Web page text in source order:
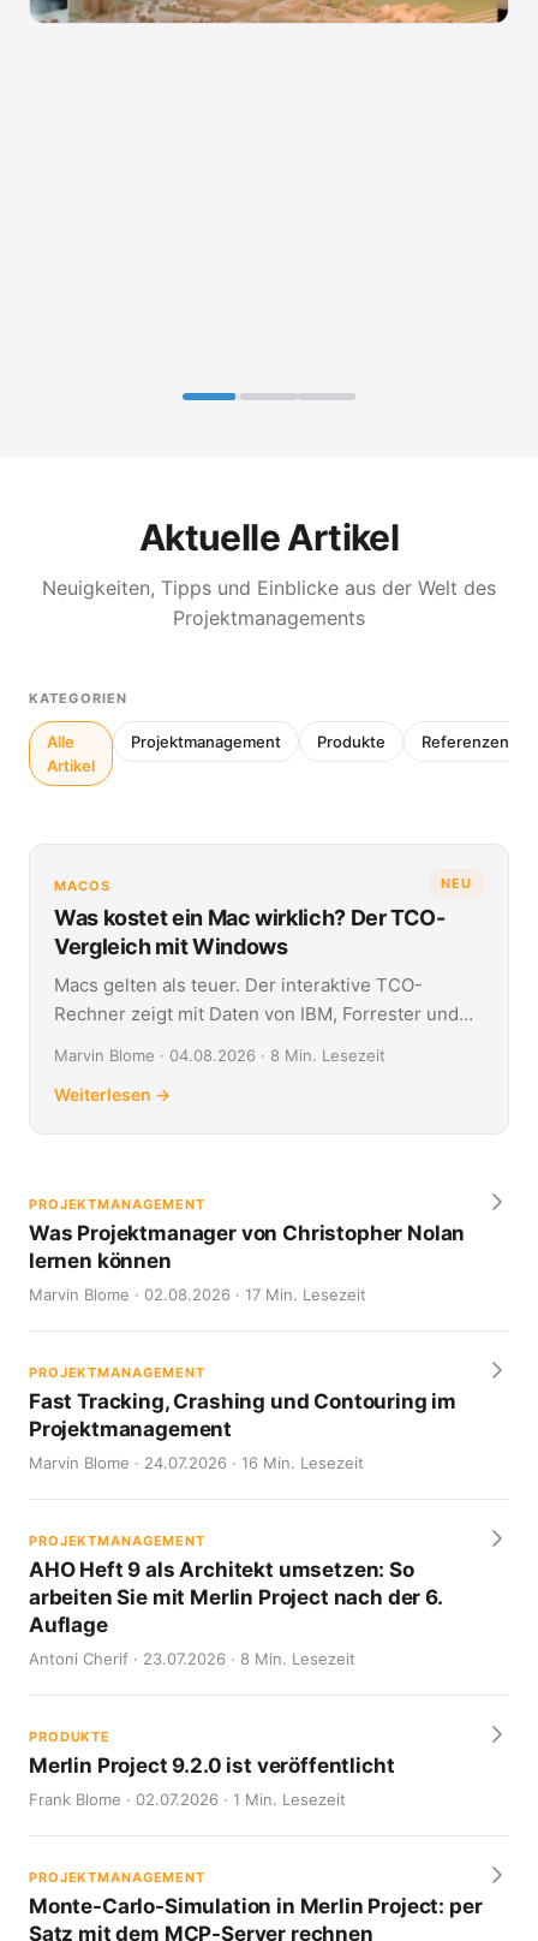
Aktuelle Artikel
Neuigkeiten, Tipps und Einblicke aus der Welt des
Projektmanagements
KATEGORIEN
Alle
Artikel
Projektmanagement Produkte Referenzen
NEU
MACOS
Was kostet ein Mac wirklich? Der TCO-
Vergleich mit Windows
Macs gelten als teuer. Der interaktive TCO-
Rechner zeigt mit Daten von IBM, Forrester und
Marvin Blome · 04.08.2026 · 8 Min. Lesezeit
Weiterlesen →
PROJEKTMANAGEMENT
Was Projektmanager von Christopher Nolan
lernen können
Marvin Blome · 02.08.2026 · 17 Min. Lesezeit
PROJEKTMANAGEMENT
Fast Tracking, Crashing und Contouring im
Projektmanagement
Marvin Blome · 24.07.2026 · 16 Min. Lesezeit
PROJEKTMANAGEMENT
AHO Heft 9 als Architekt umsetzen: So
arbeiten Sie mit Merlin Project nach der 6.
Auflage
Antoni Cherif · 23.07.2026 · 8 Min. Lesezeit
PRODUKTE
Merlin Project 9.2.0 ist veröffentlicht
Frank Blome · 02.07.2026 · 1 Min. Lesezeit
PROJEKTMANAGEMENT
Monte-Carlo-Simulation in Merlin Project: per
Satz mit dem MCP-Server rechnen